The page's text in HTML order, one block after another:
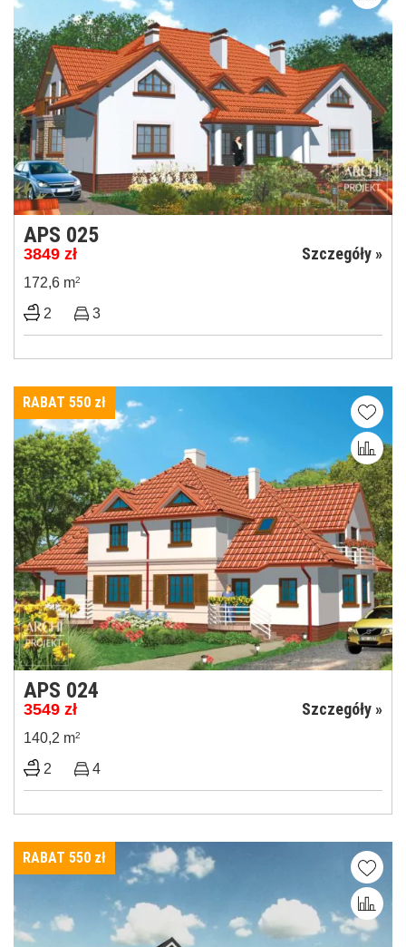
APS 025
3849 zł Szczegóły »
172,6 m2
2 3
RABAT 550 zł
APS 024
3549 zł Szczegóły »
140,2 m2
2 4
RABAT 550 zł